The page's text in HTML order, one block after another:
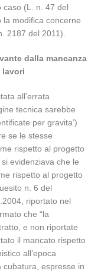
caso (L. n. 47 del
la modifica concerne
2187 del 2011).
dalla mancanza
all’errata
tecnica sarebbe
per gravita’)
se le stesse
rispetto al progetto
evidenziava che le
rispetto al progetto
n. 6 del
riportato nel
che “la
e non riportate
il mancato rispetto
all’epoca
cubatura, espresse in